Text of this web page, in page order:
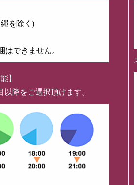
を除く)
できません。
】
降をご選択頂けます。